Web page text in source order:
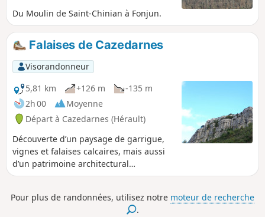
Du Moulin de Saint-Chinian à Fonjun.
Falaises de Cazedarnes
Visorandonneur
5,81 km
+126 m
-135 m
2h 00
Moyenne
Départ à Cazedarnes (Hérault)
Découverte d’un paysage de garrigue,
vignes et falaises calcaires, mais aussi
d’un patrimoine architectural
remarquable. Le village de Cazedarnes
principal pour un randonneur, de
magnifiques points de vue au sommet
Pour plus de randonnées, utilisez notre moteur de recherche
.